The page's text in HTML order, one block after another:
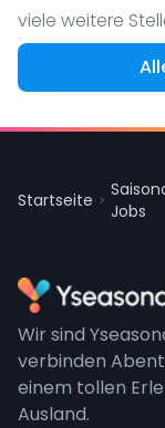
viele weitere
Startseite
Jobs
Wir sind
verbinden
einem tollen
Ausland.